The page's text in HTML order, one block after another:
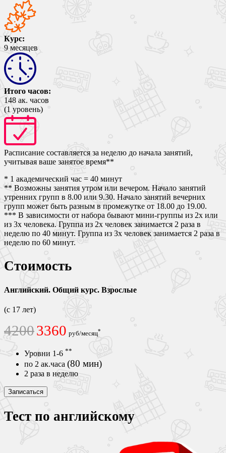
Курс:
9 месяцев
Итого часов:
148 ак. часов
(1 уровень)
Расписание составляется за неделю до начала занятий,
учитывая ваше занятое время**
* 1 академический час = 40 минут
** Возможны занятия утром или вечером. Начало занятий
утренних групп в 8.00 или 9.30. Начало занятий вечерних
групп может быть разным в промежутке от 18.00 до 19.00.
*** В зависимости от набора бывают мини-группы из 2х или
из 3х человека. Группа из 2х человек занимается 2 раза в
неделю по 40 минут. Группа из 3х человек занимается 2 раза в
неделю по 60 минут.
Стоимость
Английский. Общий курс. Взрослые
(с 17 лет)
42003360 руб/месяц*
Уровни 1-6 **
по 2 ак.часа (80 мин)
2 раза в неделю
Записаться
Тест по английскому